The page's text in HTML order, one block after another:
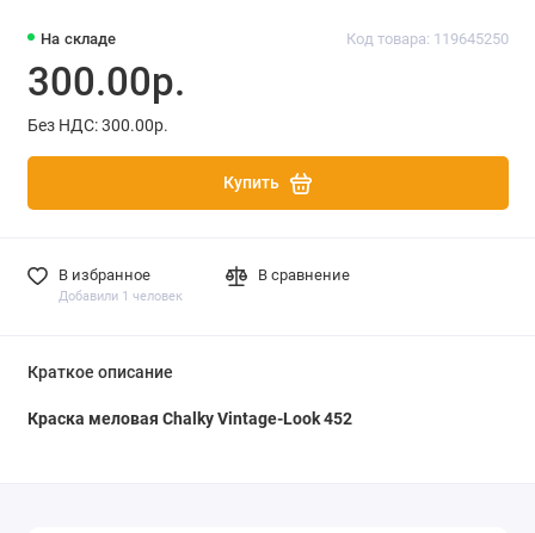
На складе Код товара: 119645250
300.00р.
Без НДС: 300.00р.
Купить
В избранное
Добавили 1 человек
В сравнение
Краткое описание
Краска меловая Chalky Vintage-Look 452